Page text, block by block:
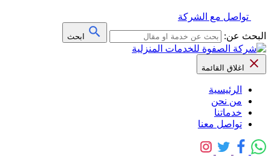
تواصل مع الشركة
البحث عن:
ابحث
اغلاق القائمة
الرئيسية
من نحن
خدماتنا
تواصل معنا